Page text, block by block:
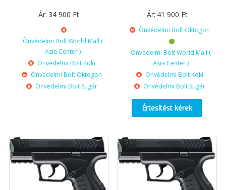
Ár: 34 900 Ft
Önvédelmi Bolt World Mall (
Asia Center )
Önvédelmi Bolt Köki
Önvédelmi Bolt Oktogon
Önvédelmi Bolt Sugár
Ár: 41 900 Ft
Önvédelmi Bolt Oktogon
Önvédelmi Bolt World Mall (
Asia Center )
Önvédelmi Bolt Köki
Önvédelmi Bolt Sugár
Értesítést kérek